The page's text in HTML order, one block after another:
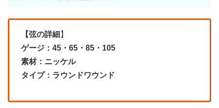
【弦の詳細 】
ゲージ：45・65・85・105
素材：ニッケル
タイプ：ラウンドワウンド